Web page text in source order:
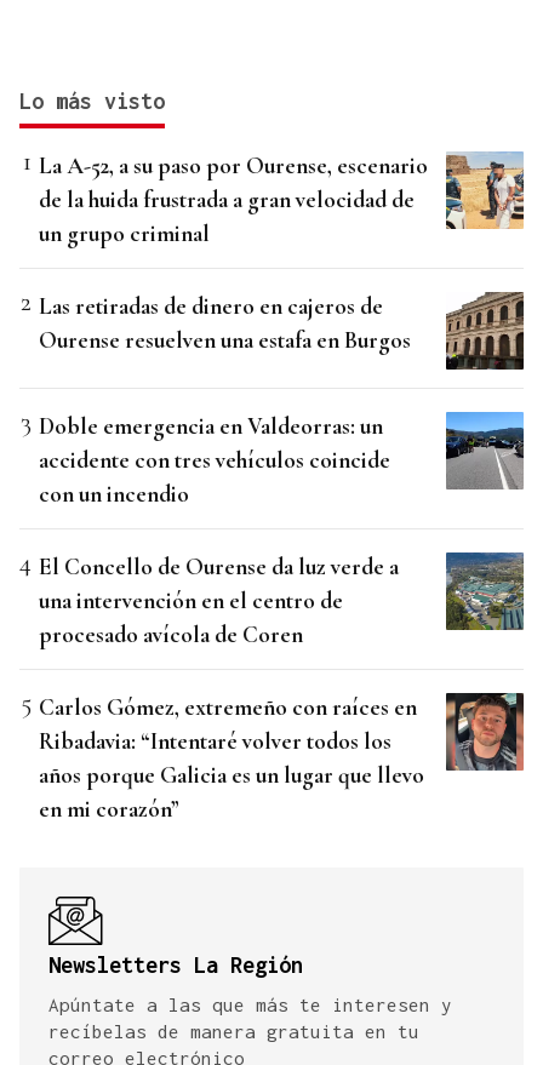
Lo más visto
La A-52, a su paso por Ourense, escenario
de la huida frustrada a gran velocidad de
un grupo criminal
Las retiradas de dinero en cajeros de
Ourense resuelven una estafa en Burgos
Doble emergencia en Valdeorras: un
accidente con tres vehículos coincide
con un incendio
El Concello de Ourense da luz verde a
una intervención en el centro de
procesado avícola de Coren
Carlos Gómez, extremeño con raíces en
Ribadavia: “Intentaré volver todos los
años porque Galicia es un lugar que llevo
en mi corazón”
Newsletters La Región
Apúntate a las que más te interesen y
recíbelas de manera gratuita en tu
correo electrónico